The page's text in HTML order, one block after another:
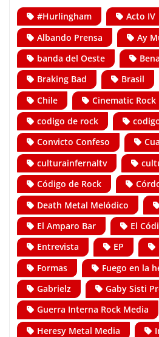
#Hurlingham Acto IV
Albando Prensa
Ay
banda del Oeste
Braking Bad
Brasil
Chile
Cinematic Rock
codigo de rock
Convicto Confeso
culturainfernaltv
Código de Rock
Death Metal Melódico
El Amparo Bar
El
Entrevista
EP
Formas
Fuego en la
Gabrielz
Gaby Sisti
Guerra Interna Rock Media
Heresy Metal Media